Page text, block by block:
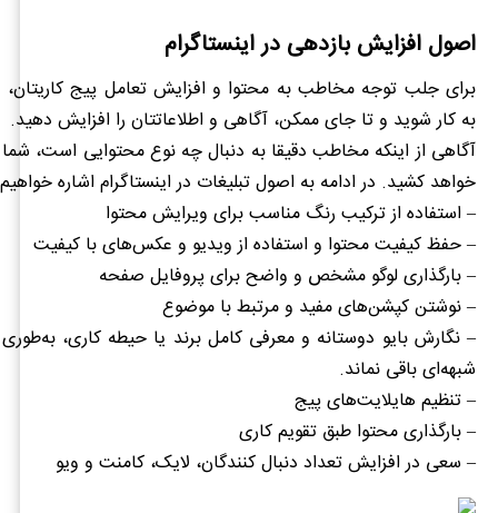
اصول افزایش بازدهی در اینستاگرام
برای جلب توجه مخاطب به محتوا و افزایش تعامل پیج
به کار شوید و تا جای ممکن، آگاهی و اطلاعاتتان را افزایش دهید.
آگاهی از اینکه مخاطب دقیقا به دنبال چه نوع محتوایی است، شما
خواهد کشید. در ادامه به اصول تبلیغات در اینستاگرام اشاره
– استفاده از ترکیب رنگ مناسب برای ویرایش محتوا
– حفظ کیفیت محتوا و استفاده از ویدیو و عکس‌های با کیفیت
– بارگذاری لوگو مشخص و واضح برای پروفایل صفحه
– نوشتن کپشن‌های مفید و مرتبط با موضوع
– نگارش بایو دوستانه و معرفی کامل برند یا حیطه کاری،
شبهه‌ای باقی نماند.
– تنظیم هایلایت‌های پیج
– بارگذاری محتوا طبق تقویم کاری
– سعی در افزایش تعداد دنبال کنندگان، لایک، کامنت و ویو